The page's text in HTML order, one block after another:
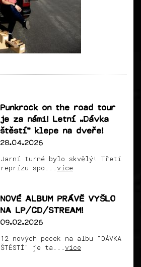
Punkrock on the road tour
je za námi! Letní „Dávka
štěstí“ klepe na dveře!
28.04.2026
Jarní turné bylo skvělý! Třetí
reprízu spo...více
NOVÉ ALBUM PRÁVĚ VYŠLO
NA LP/CD/STREAM!
09.02.2026
12 nových pecek na albu "DÁVKA
ŠTĚSTÍ" je ta...více